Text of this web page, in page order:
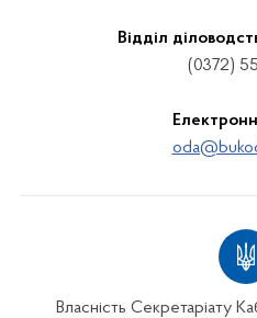
Відділ
(0372)
Власність Секретаріату